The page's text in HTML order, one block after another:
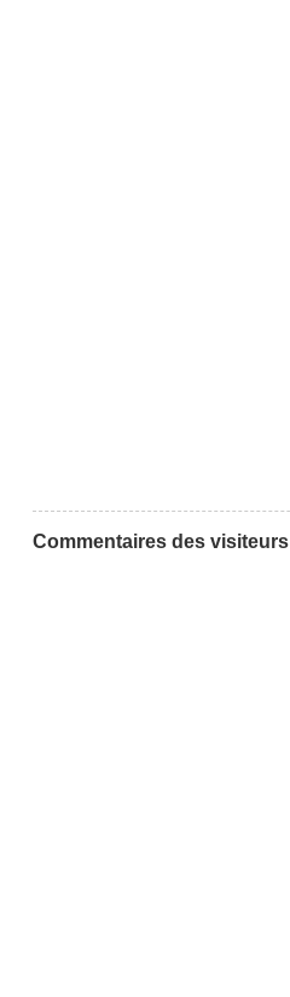
Commentaires des visiteurs